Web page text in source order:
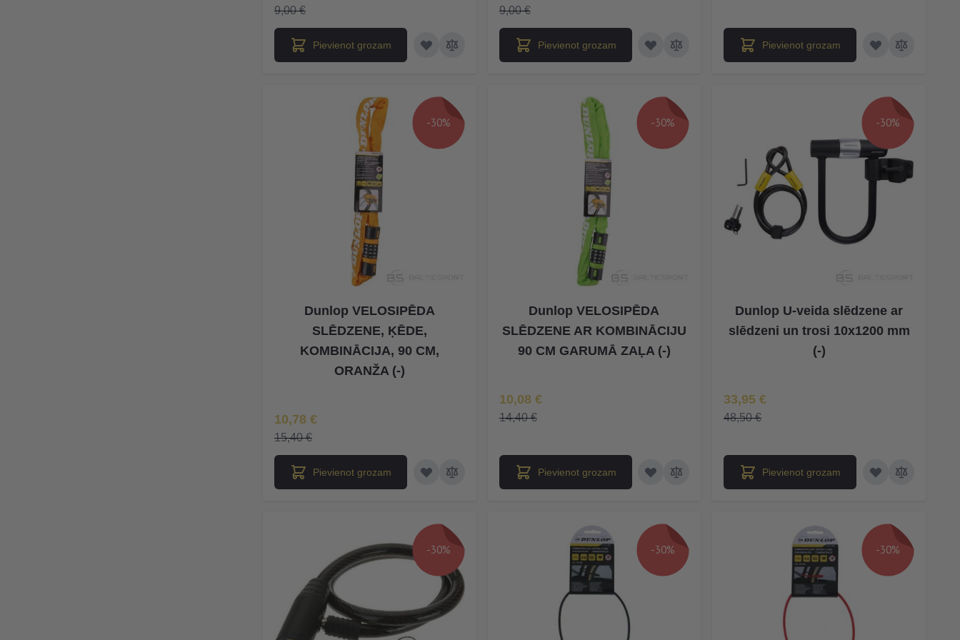
9,00 €
Pievienot grozam
9,00 €
Pievienot grozam Pievienot grozam
-30%
Dunlop VELOSIPĒDA
SLĒDZENE, ĶĒDE,
KOMBINĀCIJA, 90 CM,
ORANŽA (-)
Īpaša Cena
10,78 €
15,40 €
Pievienot grozam
-30%
Dunlop VELOSIPĒDA
SLĒDZENE AR KOMBINĀCIJU
90 CM GARUMĀ ZAĻA (-)
Īpaša Cena
10,08 €
14,40 €
Pievienot grozam
-30%
Dunlop U-veida slēdzene ar
slēdzeni un trosi 10x1200 mm
(-)
Īpaša Cena
33,95 €
48,50 €
Pievienot grozam
-30% -30% -30%